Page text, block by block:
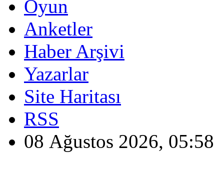
Oyun
Anketler
Haber Arşivi
Yazarlar
Site Haritası
RSS
08 Ağustos 2026, 05:58